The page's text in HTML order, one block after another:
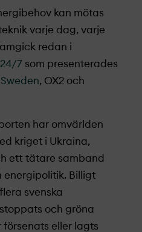
kan mötas
varje dag, varje
redan i
7 som presenterades
, OX2 och
har omvärlden
kriget i Ukraina,
ett tätare samband
energipolitik. Billigt
svenska
och gröna
eller lagts